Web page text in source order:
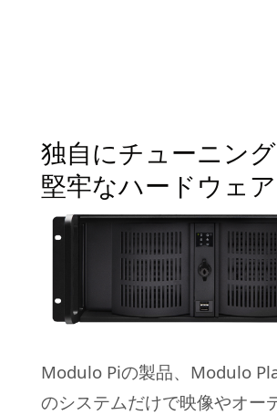
独自にチューニン
堅牢なハードウェア
Modulo Piの製品、Modulo
のシステムだけで映像やオー